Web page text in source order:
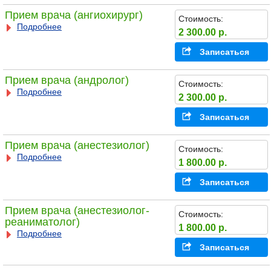
Прием врача (ангиохирург)
Подробнее
Стоимость:
2 300.00 р.
Записаться
Прием врача (андролог)
Подробнее
Стоимость:
2 300.00 р.
Записаться
Прием врача (анестезиолог)
Подробнее
Стоимость:
1 800.00 р.
Записаться
Прием врача (анестезиолог-
реаниматолог)
Подробнее
Стоимость:
1 800.00 р.
Записаться